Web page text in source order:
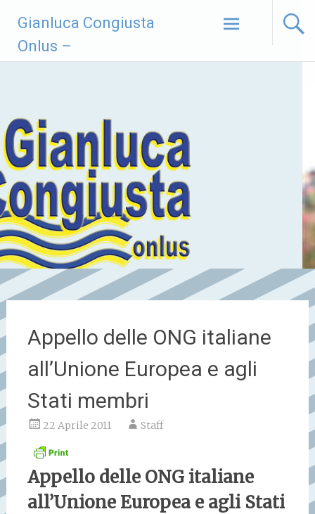
contenuto
Gianluca Congiusta
Onlus –
Appello delle ONG italiane
all’Unione Europea e agli
Stati membri
22 Aprile 2011 Staff
Appello delle ONG italiane
all’Unione Europea e agli Stati